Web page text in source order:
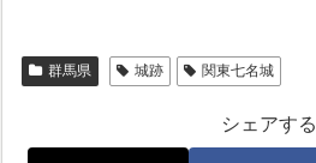
群馬県 城跡 関東七名城
シェアする